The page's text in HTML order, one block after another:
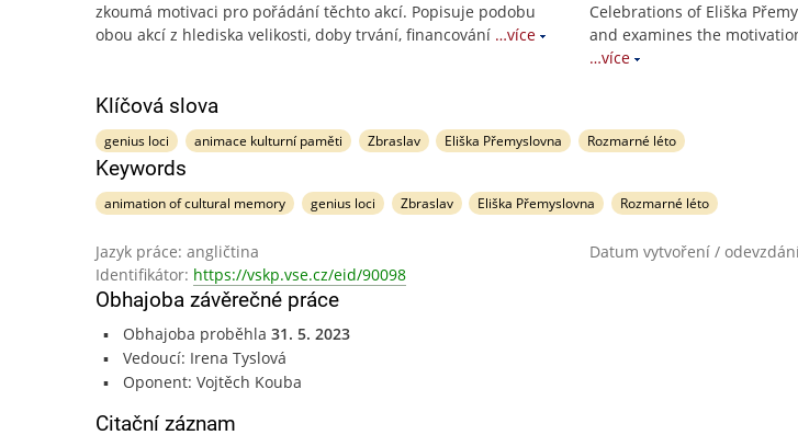
zkoumá motivaci pro pořádání těchto akcí. Popisuje podobu
obou akcí z hlediska velikosti, doby trvání, financování …více
Celebrations of Eliška
and examines the
…více
Klíčová slova
genius loci animace kulturní paměti Zbraslav Eliška Přemyslovna Rozmarné léto
Keywords
animation of cultural memory genius loci Zbraslav Eliška Přemyslovna Rozmarné léto
Jazyk práce: angličtina
Datum vytvoření /
Identifikátor: https://vskp.vse.cz/eid/90098
Obhajoba závěrečné práce
Obhajoba proběhla 31. 5. 2023
Vedoucí: Irena Tyslová
Oponent: Vojtěch Kouba
Citační záznam